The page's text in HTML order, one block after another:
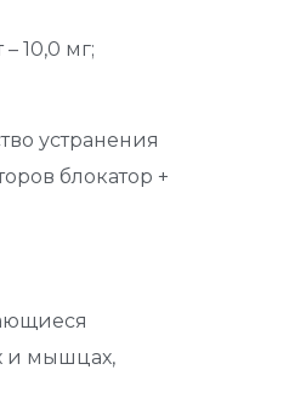
10,0 мг;
устранения
блокатор +
и мышцах,